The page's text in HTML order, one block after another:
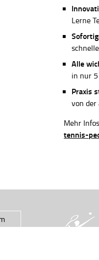
Lerne
Alle
in nur
Praxis
von
Mehr
tennis-